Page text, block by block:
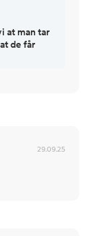
at man tar
de får
29.09.25